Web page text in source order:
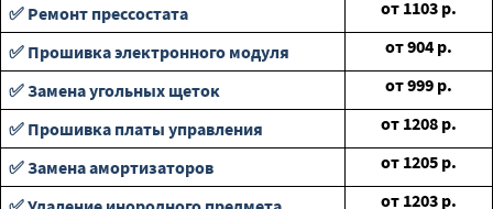
✅ Ремонт прессостата
от 1103 р.
✅ Прошивка электронного модуля
от904 р.
✅ Замена угольных щеток
от999 р.
✅ Прошивка платы управления
от 1208 р.
✅ Замена амортизаторов
от 1205 р.
от 1203 р.